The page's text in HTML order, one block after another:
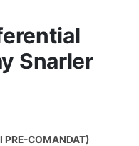
Snarler
PRE-COMANDAT)